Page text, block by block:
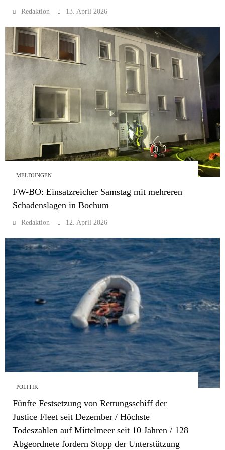
Redaktion 13. April 2026
MELDUNGEN
FW-BO: Einsatzreicher Samstag mit mehreren
Schadenslagen in Bochum
Redaktion 12. April 2026
POLITIK
Fünfte Festsetzung von Rettungsschiff der
Justice Fleet seit Dezember / Höchste
Todeszahlen auf Mittelmeer seit 10 Jahren / 128
Abgeordnete fordern Stopp der Unterstützung